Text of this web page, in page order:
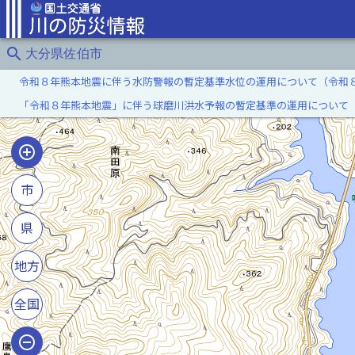
search 大分県佐伯市
令和８年熊本地震に伴う水防警報の暫定基準水位の運用について（令和
「令和８年熊本地震」に伴う球磨川洪水予報の暫定基準の運用について
市
県
地方
全国